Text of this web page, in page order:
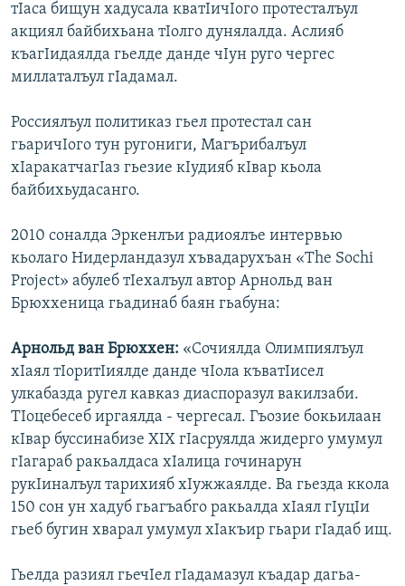
тIаса бищун хадусала кватIичIого протесталъул
акциял байбихьана тIолго дунялалда. Аслияб
къагIидаялда гьелде данде чIун руго чергес
миллаталъул гIадамал.
Россиялъул политиказ гьел протестал сан
гьаричIого тун ругониги, Магърибалъул
хIаракатчагIаз гьезие кIудияб кIвар кьола
байбихьудасанго.
2010 соналда Эркенлъи радиоялъе интервью
кьолаго Нидерландазул хъвадарухъан «The Sochi
Project» абулеб тIехалъул автор Арнольд ван
Брюххеница гьадинаб баян гьабуна:
Арнольд ван Брюххен: «Сочиялда Олимпиялъул
хIаял тIоритIиялде данде чIола къватIисел
улкабазда ругел кавказ диаспоразул вакилзаби.
ТIоцебесеб иргаялда - чергесал. Гъозие бокьилаан
кIвар буссинабизе ХIХ гIасруялда жидерго умумул
гIагараб ракьалдаса хIалица гочинарун
рукIиналъул тарихияб хIужжаялде. Ва гьезда ккола
150 сон ун хадуб гьагъабго ракьалда хIаял гIуцIи
гьеб бугин хварал умумул хIакъир гьари гIадаб ищ.
Гьелда разиял гьечIел гIадамазул къадар дагьа-